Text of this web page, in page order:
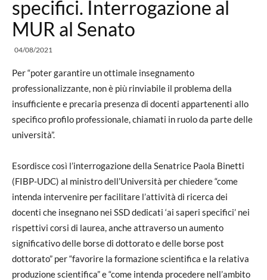
specifici. Interrogazione al
MUR al Senato
04/08/2021
Per “poter garantire un ottimale insegnamento
professionalizzante, non è più rinviabile il problema della
insufficiente e precaria presenza di docenti appartenenti allo
specifico profilo professionale, chiamati in ruolo da parte delle
università”.
Esordisce così l’interrogazione della Senatrice Paola Binetti
(FIBP-UDC) al ministro dell’Università per chiedere “come
intenda intervenire per facilitare l’attività di ricerca dei
docenti che insegnano nei SSD dedicati ‘ai saperi specifici’ nei
rispettivi corsi di laurea, anche attraverso un aumento
significativo delle borse di dottorato e delle borse post
dottorato” per “favorire la formazione scientifica e la relativa
produzione scientifica” e “come intenda procedere nell’ambito